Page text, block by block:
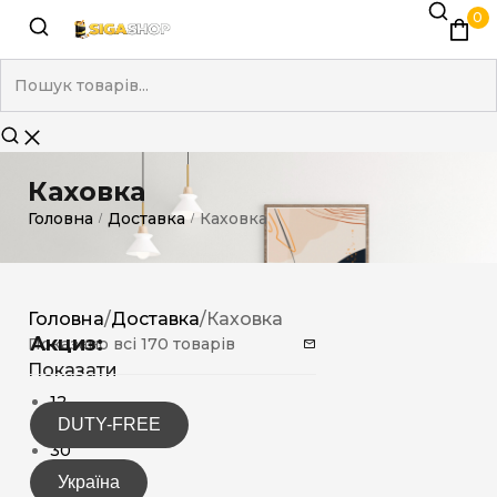
0
Каховка
Головна / Доставка / Каховка
Акциз:
DUTY-FREE
Україна
Головна/Доставка/Каховка
Показано всі 170 товарів
Показати
12
15
30